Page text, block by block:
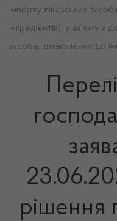
імпорту лікарських
інгредієнтів), у зв’язку
засобів, дозволених до
рішення